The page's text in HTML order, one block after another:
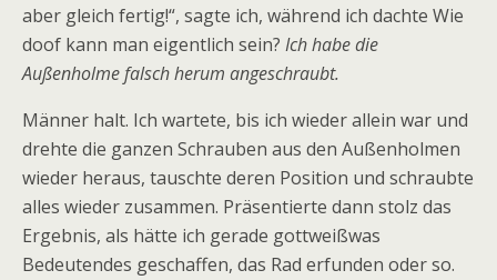
aber gleich fertig!“, sagte ich, während ich dachte Wie
doof kann man eigentlich sein? Ich habe die
Außenholme falsch herum angeschraubt.
Männer halt. Ich wartete, bis ich wieder allein war und
drehte die ganzen Schrauben aus den Außenholmen
wieder heraus, tauschte deren Position und schraubte
alles wieder zusammen. Präsentierte dann stolz das
Ergebnis, als hätte ich gerade gottweißwas
Bedeutendes geschaffen, das Rad erfunden oder so.